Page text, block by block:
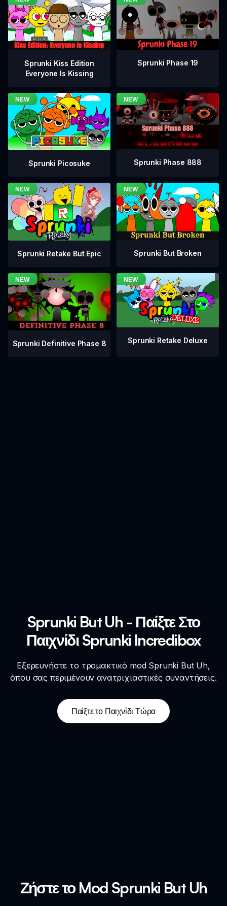
Sprunki Kiss Edition
Everyone Is Kissing
Sprunki Phase 19
Sprunki Picosuke Sprunki Phase 888
Sprunki Retake But Epic Sprunki But Broken
Sprunki Definitive Phase 8 Sprunki Retake Deluxe
Sprunki But Uh - Παίξτε Στο
Παιχνίδι Sprunki Incredibox
Εξερευνήστε το τρομακτικό mod Sprunki But Uh,
όπου σας περιμένουν ανατριχιαστικές συναντήσεις.
Παίξτε το Παιχνίδι Τώρα
Ζήστε το Mod Sprunki But Uh